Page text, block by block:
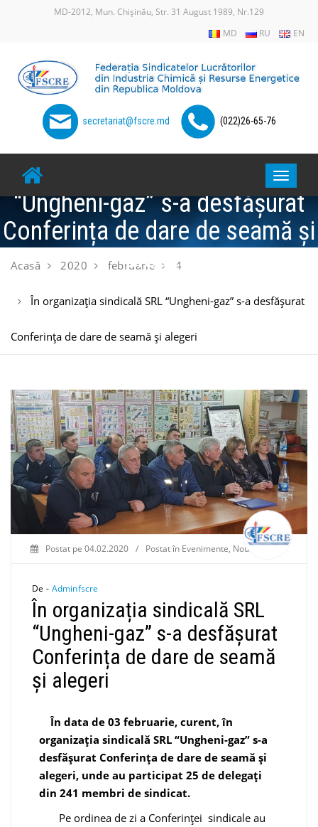
MD-2012, Mun. Chișinău, Str. 31 August 1989, Nr.129
MD
RU EN
secretariat@fscre.md (022)26-65-76
Toggle
În organizația sindicală SRL
“Ungheni-gaz” s-a desfășurat
Conferința de dare de seamă și
alegeri
Acasă 2020 februarie 4
În organizația sindicală SRL “Ungheni-gaz” s-a desfășurat
Conferința de dare de seamă și alegeri
Postat pe 04.02.2020 / Postat în Evenimente, Noutăți
De - Adminfscre
În organizația sindicală SRL
“Ungheni-gaz” s-a desfășurat
Conferința de dare de seamă
și alegeri
În data de 03 februarie, curent, în
organizația sindicală SRL “Ungheni-gaz” s-a
desfășurat Conferința de dare de seamă și
alegeri, unde au participat 25 de delegați
din 241 membri de sindicat.
Pe ordinea de zi a Conferinței sindicale au